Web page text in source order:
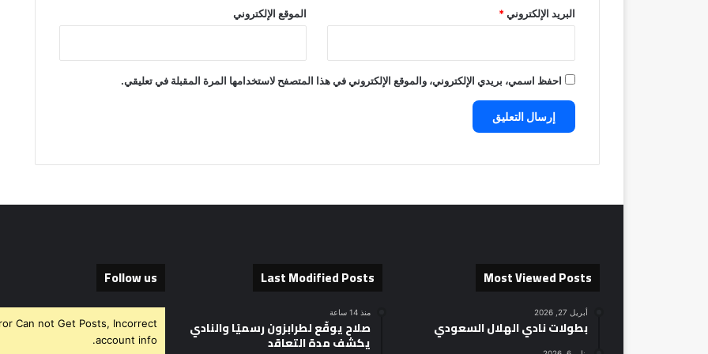
البريد الإلكتروني* الموقع الإلكتروني
احفظ اسمي، بريدي الإلكتروني، والموقع الإلكتروني في هذا المتصفح لاستخدامها المرة المقبلة في تعليقي.
Most Viewed Posts
أبريل 27, 2026
بطولات نادي الهلال السعودي
Last Modified Posts
منذ 14 ساعة
صلاح يوقّع لطرابزون رسميًا والنادي
يكشف مدة التعاقد
Follow us
Can not Get Posts, Incorrect
account info.